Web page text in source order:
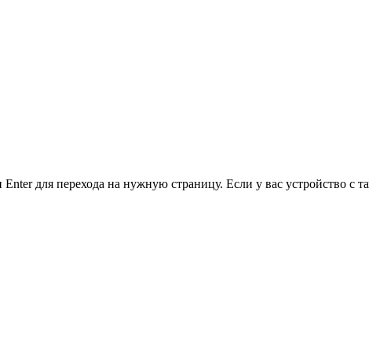
для перехода на нужную страницу. Если у вас устройство с